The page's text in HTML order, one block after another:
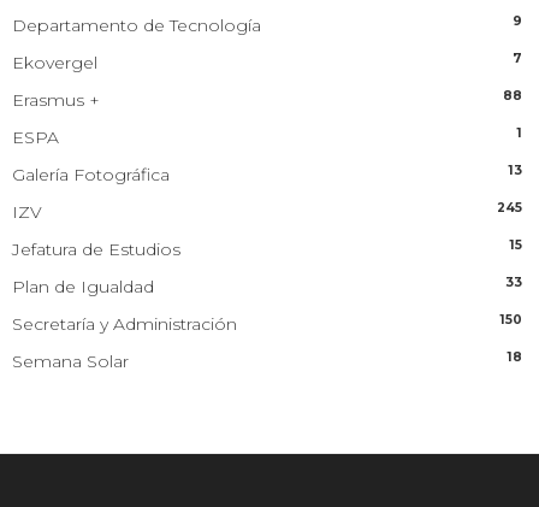
Departamento de Tecnología 9
Ekovergel 7
Erasmus + 88
ESPA 1
Galería Fotográfica 13
IZV 245
Jefatura de Estudios 15
Plan de Igualdad 33
Secretaría y Administración 150
Semana Solar 18